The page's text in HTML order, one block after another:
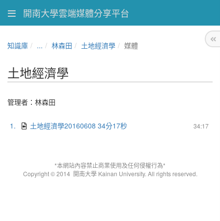
開南大學雲端媒體分享平台
知識庫 ... 林森田 土地經濟學 媒體
土地經濟學
管理者：林森田
1. 34:17
土地經濟學20160608 34分17秒
*本網站內容禁止商業使用及任何侵權行為*
Copyright © 2014 開南大學 Kainan University. All rights reserved.